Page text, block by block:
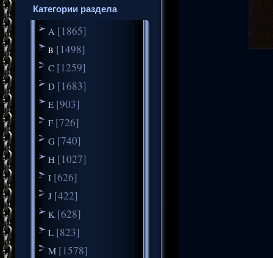
Категории раздела
A [1865]
B [1498]
C [1259]
D [1683]
E [903]
F [726]
G [740]
H [1027]
I [626]
J [422]
K [628]
L [823]
M [1578]